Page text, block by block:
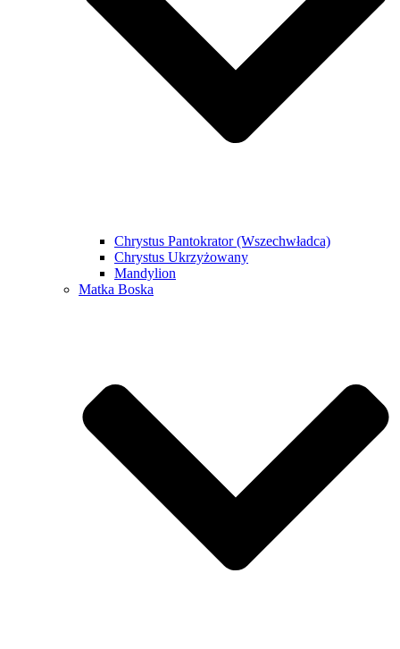
Chrystus Pantokrator (Wszechwładca)
Chrystus Ukrzyżowany
Mandylion
Matka Boska